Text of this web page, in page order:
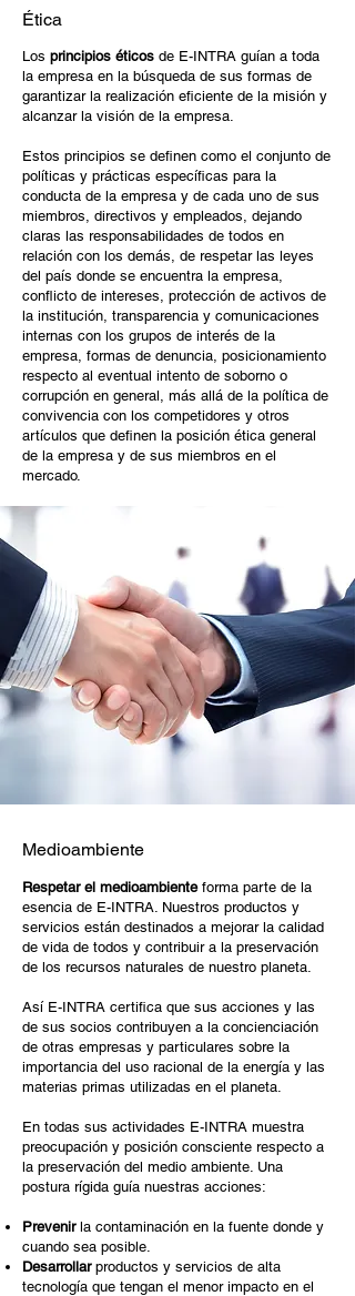
Ética
Los principios éticos de E-INTRA guían a toda
la empresa en la búsqueda de sus formas de
garantizar la realización eficiente de la misión y
alcanzar la visión de la empresa.
Estos principios se definen como el conjunto de
políticas y prácticas específicas para la
conducta de la empresa y de cada uno de sus
miembros, directivos y empleados, dejando
claras las responsabilidades de todos en
relación con los demás, de respetar las leyes
del país donde se encuentra la empresa,
conflicto de intereses, protección de activos de
la institución, transparencia y comunicaciones
internas con los grupos de interés de la
empresa, formas de denuncia, posicionamiento
respecto al eventual intento de soborno o
corrupción en general, más allá de la política de
convivencia con los competidores y otros
artículos que definen la posición ética general
de la empresa y de sus miembros en el
mercado.
Medioambiente
Respetar el medioambienteforma parte de la
esencia de E-INTRA. Nuestros productos y
servicios están destinados a mejorar la calidad
de vida de todos y contribuir a la preservación
de los recursos naturales de nuestro planeta.
Así E-INTRA certifica que sus acciones y las
de sus socios contribuyen a la concienciación
de otras empresas y particulares sobre la
importancia del uso racional de la energía y las
materias primas utilizadas en el planeta.
En todas sus actividades E-INTRA muestra
preocupación y posición consciente respecto a
la preservación del medio ambiente. Una
postura rígida guía nuestras acciones:
Prevenirla contaminación en la fuente donde y
cuando sea posible.
Desarrollarproductos y servicios de alta
tecnología que tengan el menor impacto en el